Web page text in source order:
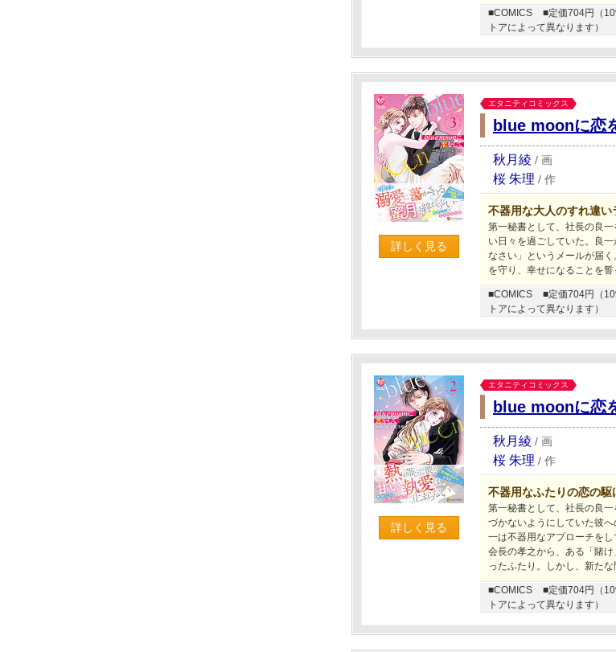
■COMICS ■定価704円（
トアによって異なります）
詳しく見る
エタニティコミックス
blue moonに恋
秋月綾 / 画
桜 朱理 / 作
不器用な大人のすれ違い
第一秘書として、社長の良
い日々を過ごしていた。良
なさい」というメールが届
を守り、幸せになることを
■COMICS ■定価704円（
トアによって異なります）
詳しく見る
エタニティコミックス
blue moonに恋
秋月綾 / 画
桜 朱理 / 作
不器用なふたりの恋の
第一秘書として、社長の良
づかないようにしていた彼
一は不器用なアプローチを
会長の孝之から、ある「賭
ったふたり。しかし、新た
■COMICS ■定価704円（
トアによって異なります）